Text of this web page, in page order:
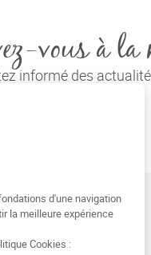
vous à la
informé des